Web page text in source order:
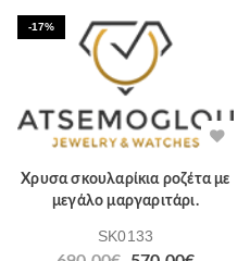
-17%
Χρυσα σκουλαρίκια ροζέτα με
μεγάλο μαργαριτάρι.
SK0133